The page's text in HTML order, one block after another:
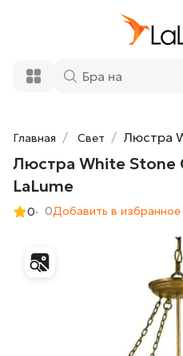
Главная Свет Люстра
Люстра White Stone
LaLume
0 0Добавить в избранное